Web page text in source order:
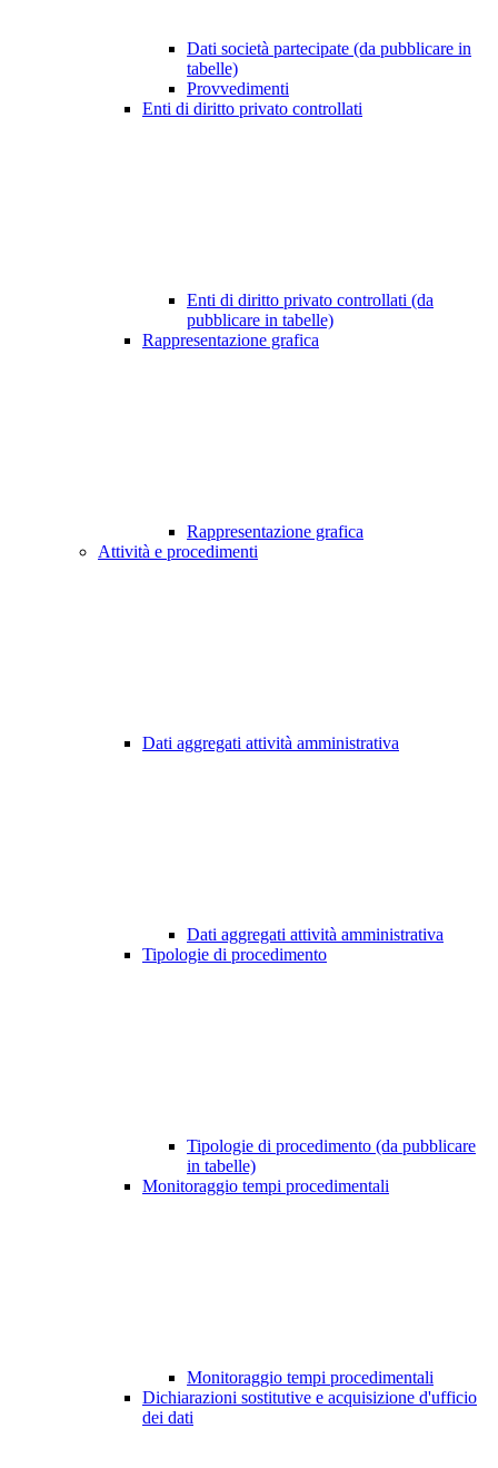
Dati società partecipate (da pubblicare in
tabelle)
Provvedimenti
Enti di diritto privato controllati
Enti di diritto privato controllati (da
pubblicare in tabelle)
Rappresentazione grafica
Rappresentazione grafica
Attività e procedimenti
Dati aggregati attività amministrativa
Dati aggregati attività amministrativa
Tipologie di procedimento
Tipologie di procedimento (da pubblicare
in tabelle)
Monitoraggio tempi procedimentali
Monitoraggio tempi procedimentali
Dichiarazioni sostitutive e acquisizione d'ufficio
dei dati